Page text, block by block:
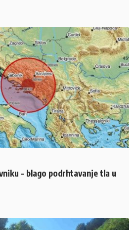
– blago podrhtavanje tla u